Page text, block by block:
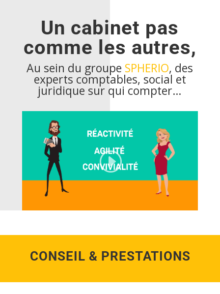
Un cabinet pas
comme les autres,
Au sein du groupe SPHERIO, des
experts comptables, social et
juridique sur qui compter…
CONSEIL & PRESTATIONS